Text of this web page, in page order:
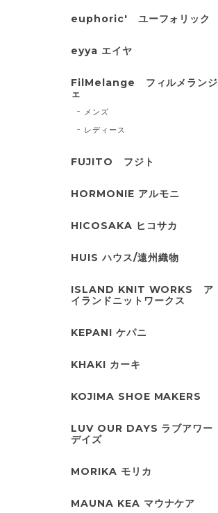
euphoric' ユーフォリック
eyya エイヤ
FilMelange フィルメランジ
ェ
メンズ
レディース
FUJITO フジト
HORMONIE アルモニ
HICOSAKA ヒコサカ
HUIS ハウス/遠州織物
ISLAND KNIT WORKS ア
イランドニットワークス
KEPANI ケパニ
KHAKI カーキ
KOJIMA SHOE MAKERS
LUV OUR DAYS ラブアワー
デイズ
MORIKA モリカ
MAUNA KEA マウナケア